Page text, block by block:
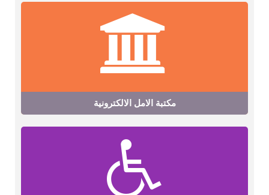
مكتبة الامل الالكترونية